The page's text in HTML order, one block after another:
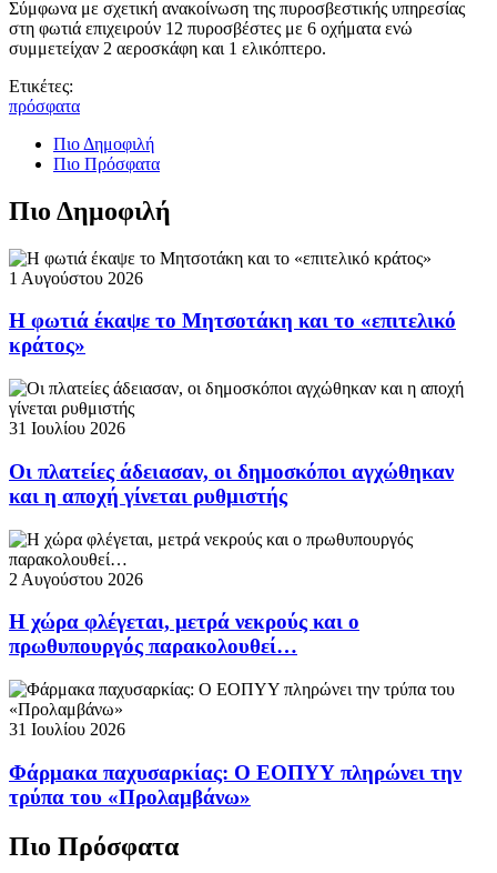
Σύμφωνα με σχετική ανακοίνωση της πυροσβεστικής υπηρεσίας
στη φωτιά επιχειρούν 12 πυροσβέστες με 6 οχήματα ενώ
συμμετείχαν 2 αεροσκάφη και 1 ελικόπτερο.
Ετικέτες:
πρόσφατα
Πιο Δημοφιλή
Πιο Πρόσφατα
Πιο Δημοφιλή
1 Αυγούστου 2026
Η φωτιά έκαψε το Μητσοτάκη και το «επιτελικό
κράτος»
31 Ιουλίου 2026
Οι πλατείες άδειασαν, οι δημοσκόποι αγχώθηκαν
και η αποχή γίνεται ρυθμιστής
2 Αυγούστου 2026
Η χώρα φλέγεται, μετρά νεκρούς και ο
πρωθυπουργός παρακολουθεί…
31 Ιουλίου 2026
Φάρμακα παχυσαρκίας: Ο ΕΟΠΥΥ πληρώνει την
τρύπα του «Προλαμβάνω»
Πιο Πρόσφατα